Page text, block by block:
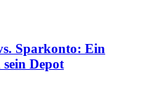
Sparkonto: Ein
Depot